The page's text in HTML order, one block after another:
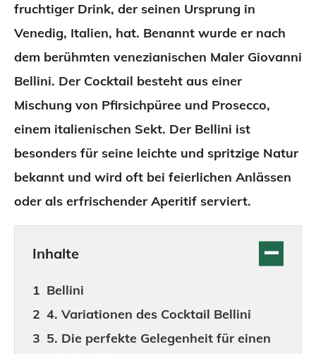
fruchtiger Drink, der seinen Ursprung in
Venedig, Italien, hat. Benannt wurde er nach
dem berühmten venezianischen Maler Giovanni
Bellini. Der Cocktail besteht aus einer
Mischung von Pfirsichpüree und Prosecco,
einem italienischen Sekt. Der Bellini ist
besonders für seine leichte und spritzige Natur
bekannt und wird oft bei feierlichen Anlässen
oder als erfrischender Aperitif serviert.
Inhalte
Bellini
4. Variationen des Cocktail Bellini
5. Die perfekte Gelegenheit für einen